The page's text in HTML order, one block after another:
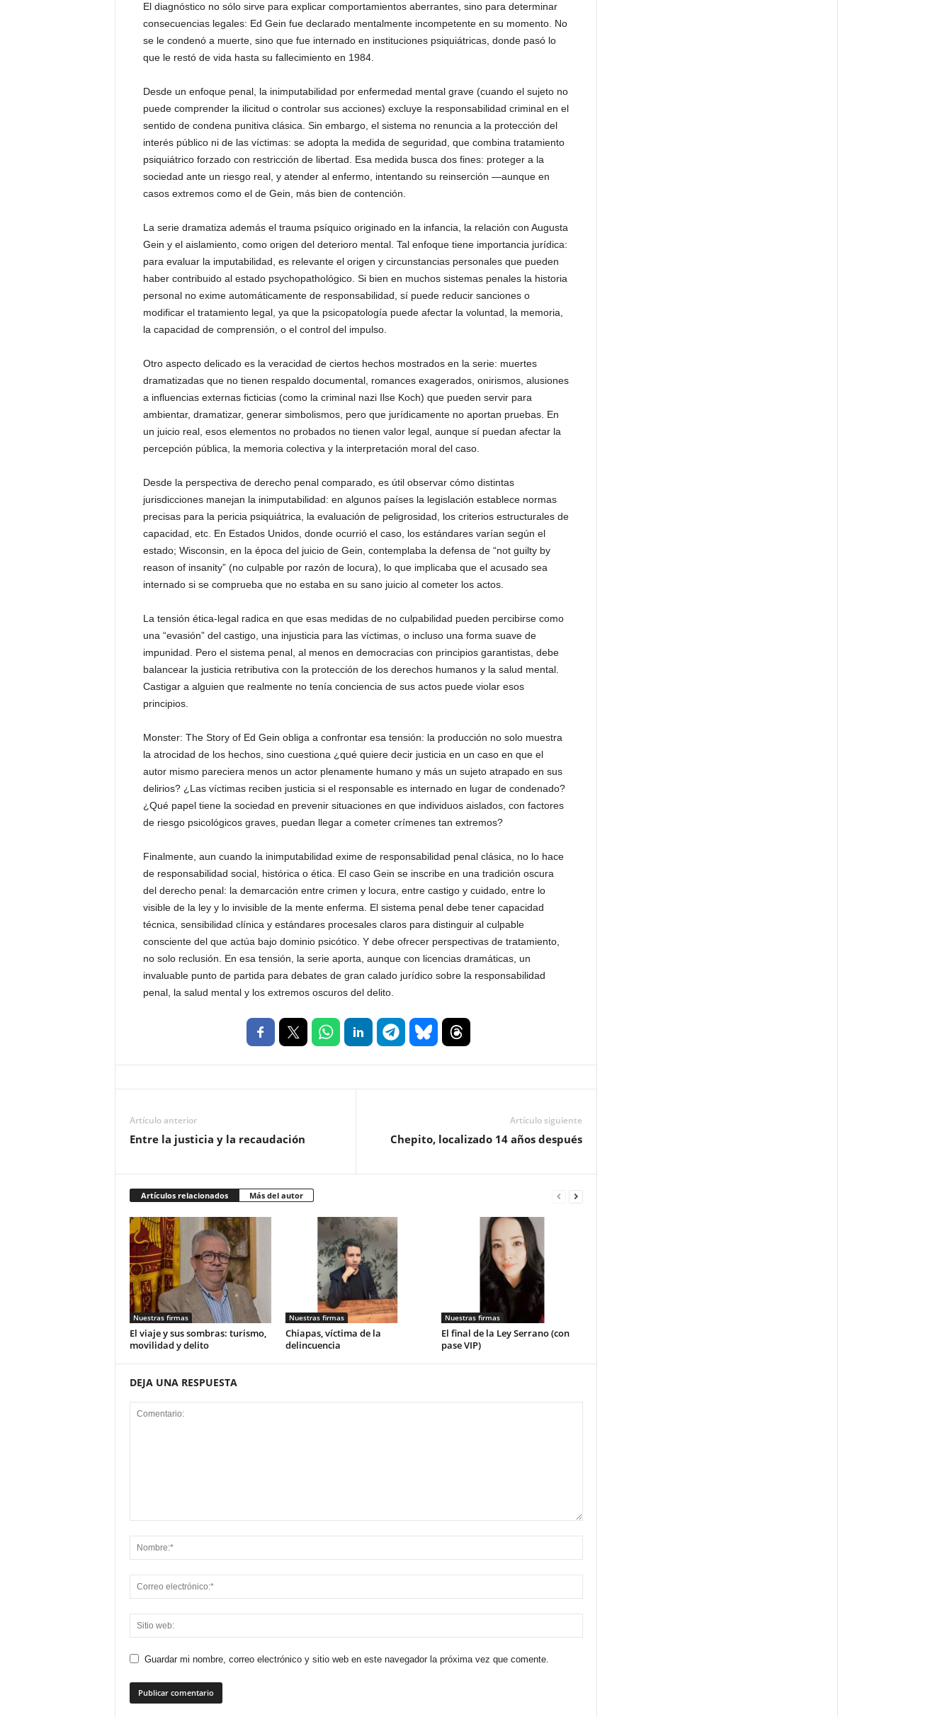
El diagnóstico no sólo sirve para explicar comportamientos aberrantes, sino para determinar
consecuencias legales: Ed Gein fue declarado mentalmente incompetente en su momento. No
se le condenó a muerte, sino que fue internado en instituciones psiquiátricas, donde pasó lo
que le restó de vida hasta su fallecimiento en 1984.
Desde un enfoque penal, la inimputabilidad por enfermedad mental grave (cuando el sujeto no
puede comprender la ilicitud o controlar sus acciones) excluye la responsabilidad criminal en el
sentido de condena punitiva clásica. Sin embargo, el sistema no renuncia a la protección del
interés público ni de las víctimas: se adopta la medida de seguridad, que combina tratamiento
psiquiátrico forzado con restricción de libertad. Esa medida busca dos fines: proteger a la
sociedad ante un riesgo real, y atender al enfermo, intentando su reinserción —aunque en
casos extremos como el de Gein, más bien de contención.
La serie dramatiza además el trauma psíquico originado en la infancia, la relación con Augusta
Gein y el aislamiento, como origen del deterioro mental. Tal enfoque tiene importancia jurídica:
para evaluar la imputabilidad, es relevante el origen y circunstancias personales que pueden
haber contribuido al estado psychopathológico. Si bien en muchos sistemas penales la historia
personal no exime automáticamente de responsabilidad, sí puede reducir sanciones o
modificar el tratamiento legal, ya que la psicopatología puede afectar la voluntad, la memoria,
la capacidad de comprensión, o el control del impulso.
Otro aspecto delicado es la veracidad de ciertos hechos mostrados en la serie: muertes
dramatizadas que no tienen respaldo documental, romances exagerados, onirismos, alusiones
a influencias externas ficticias (como la criminal nazi Ilse Koch) que pueden servir para
ambientar, dramatizar, generar simbolismos, pero que jurídicamente no aportan pruebas. En
un juicio real, esos elementos no probados no tienen valor legal, aunque sí puedan afectar la
percepción pública, la memoria colectiva y la interpretación moral del caso.
Desde la perspectiva de derecho penal comparado, es útil observar cómo distintas
jurisdicciones manejan la inimputabilidad: en algunos países la legislación establece normas
precisas para la pericia psiquiátrica, la evaluación de peligrosidad, los criterios estructurales de
capacidad, etc. En Estados Unidos, donde ocurrió el caso, los estándares varían según el
estado; Wisconsin, en la época del juicio de Gein, contemplaba la defensa de “not guilty by
reason of insanity” (no culpable por razón de locura), lo que implicaba que el acusado sea
internado si se comprueba que no estaba en su sano juicio al cometer los actos.
La tensión ética-legal radica en que esas medidas de no culpabilidad pueden percibirse como
una “evasión” del castigo, una injusticia para las víctimas, o incluso una forma suave de
impunidad. Pero el sistema penal, al menos en democracias con principios garantistas, debe
balancear la justicia retributiva con la protección de los derechos humanos y la salud mental.
Castigar a alguien que realmente no tenía conciencia de sus actos puede violar esos
principios.
Monster: The Story of Ed Gein obliga a confrontar esa tensión: la producción no solo muestra
la atrocidad de los hechos, sino cuestiona ¿qué quiere decir justicia en un caso en que el
autor mismo pareciera menos un actor plenamente humano y más un sujeto atrapado en sus
delirios? ¿Las víctimas reciben justicia si el responsable es internado en lugar de condenado?
¿Qué papel tiene la sociedad en prevenir situaciones en que individuos aislados, con factores
de riesgo psicológicos graves, puedan llegar a cometer crímenes tan extremos?
Finalmente, aun cuando la inimputabilidad exime de responsabilidad penal clásica, no lo hace
de responsabilidad social, histórica o ética. El caso Gein se inscribe en una tradición oscura
del derecho penal: la demarcación entre crimen y locura, entre castigo y cuidado, entre lo
visible de la ley y lo invisible de la mente enferma. El sistema penal debe tener capacidad
técnica, sensibilidad clínica y estándares procesales claros para distinguir al culpable
consciente del que actúa bajo dominio psicótico. Y debe ofrecer perspectivas de tratamiento,
no solo reclusión. En esa tensión, la serie aporta, aunque con licencias dramáticas, un
invaluable punto de partida para debates de gran calado jurídico sobre la responsabilidad
penal, la salud mental y los extremos oscuros del delito.
Artículo anterior
Entre la justicia y la recaudación
Artículo siguiente
Chepito, localizado 14 años después
Artículos relacionados Más del autor
Nuestras firmas
El viaje y sus sombras: turismo,
movilidad y delito
Nuestras firmas
Chiapas, víctima de la
delincuencia
Nuestras firmas
El final de la Ley Serrano (con
pase VIP)
DEJA UNA RESPUESTA
Guardar mi nombre, correo electrónico y sitio web en este navegador la próxima vez que comente.